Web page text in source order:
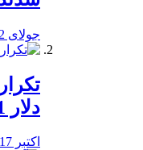
جولای 2, 2020
دلار 11 400
اکتبر 17, 2019